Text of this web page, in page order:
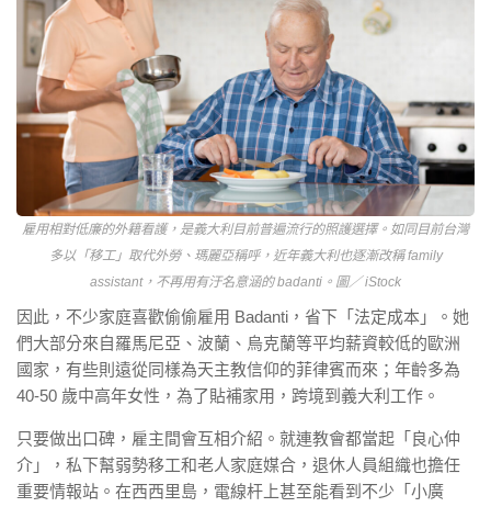
雇用相對低廉的外籍看護，是義大利目前普遍流行的照護選擇。如同目前台灣
多以「移工」取代外勞、瑪麗亞稱呼，近年義大利也逐漸改稱 family
assistant，不再用有汙名意涵的 badanti。圖／ iStock
因此，不少家庭喜歡偷偷雇用 Badanti，省下「法定成本」。她
們大部分來自羅馬尼亞、波蘭、烏克蘭等平均薪資較低的歐洲
國家，有些則遠從同樣為天主教信仰的菲律賓而來；年齡多為
40-50 歲中高年女性，為了貼補家用，跨境到義大利工作。
只要做出口碑，雇主間會互相介紹。就連教會都當起「良心仲
介」，私下幫弱勢移工和老人家庭媒合，退休人員組織也擔任
重要情報站。在西西里島，電線杆上甚至能看到不少「小廣